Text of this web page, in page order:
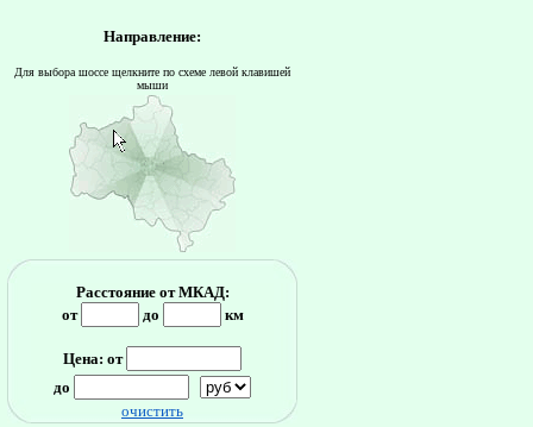
Направление:
Для выбора шоссе щелкните по схеме левой клавишей
мыши
Расстояние от МКАД:
от
до км
Цена: от
до
очистить